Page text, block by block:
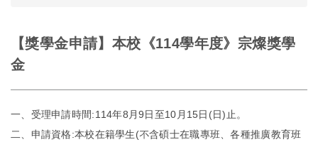
【獎學金申請】本校《114學年度》宗燦獎學
金
一、受理申請時間:114年8月9日至10月15日(日)止。
二、申請資格:本校在籍學生(不含碩士在職專班、各種推廣教育班